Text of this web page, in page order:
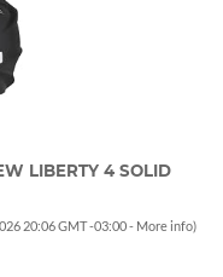
LIBERTY 4 SOLID
20:06 GMT -03:00 - More info)